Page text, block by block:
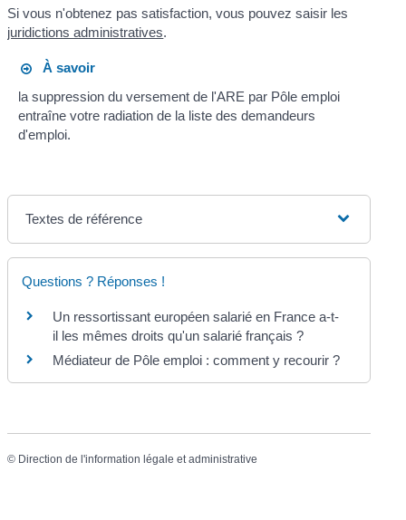
Si vous n'obtenez pas satisfaction, vous pouvez saisir les
juridictions administratives.
À savoir
la suppression du versement de l'ARE par Pôle emploi
entraîne votre radiation de la liste des demandeurs
d'emploi.
Textes de référence
Questions ? Réponses !
Un ressortissant européen salarié en France a-t-
il les mêmes droits qu'un salarié français ?
Médiateur de Pôle emploi : comment y recourir ?
© Direction de l'information légale et administrative